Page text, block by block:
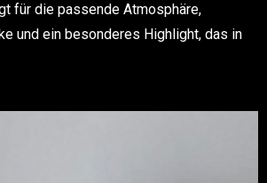
für die passende Atmosphäre,
und ein besonderes Highlight, das in